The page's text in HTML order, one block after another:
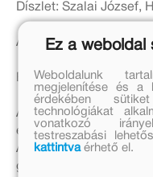
Díszlet: Szalai József,
A rendező munkatársa:
Rendező: Göttinger Pál
Az előadás a Szepes
engedélyével jött létre.
A Kultkikötő és az
gyerekelőadásának
Ez a weboldal
Weboldalunk
megjelenítése és a
érdekében
technológiákat
vonatkozó
testreszabási
kattintvaérhető el.